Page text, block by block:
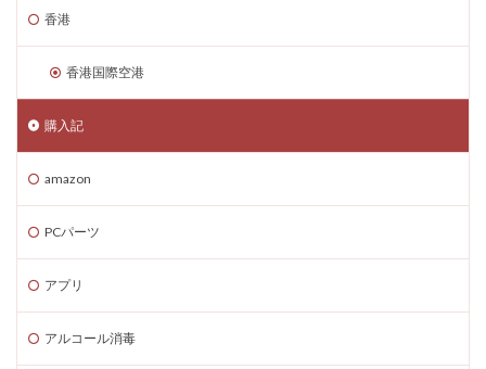
香港
香港国際空港
購入記
amazon
PCパーツ
アプリ
アルコール消毒